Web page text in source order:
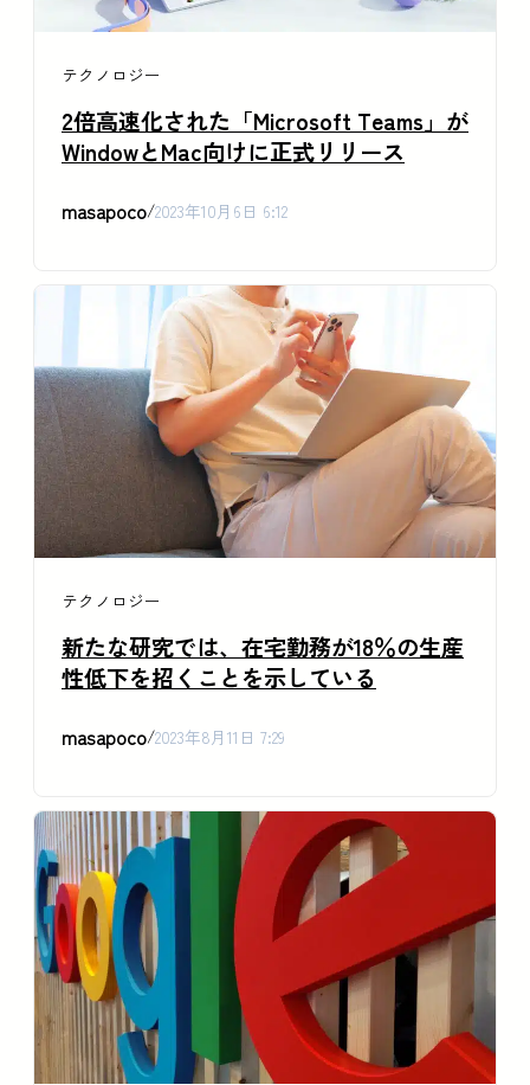
テクノロジー
2倍高速化された「Microsoft Teams」が
WindowとMac向けに正式リリース
masapoco/2023年10月6日 6:12
テクノロジー
新たな研究では、在宅勤務が18％の生産
性低下を招くことを示している
masapoco/2023年8月11日 7:29